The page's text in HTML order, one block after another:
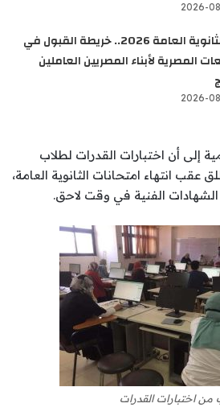
2026-
بعد الثانوية العامة 2026.. خريطة القبول في
المصرية لأبناء المصريين العاملين
2026-
إلى أن اختبارات القدرات لطلاب
العامة 2026 تنطلق عقب انتهاء امتحانات الثانوية العامة،
الفنية في وقت لاحق.
من اختبارات القدرات